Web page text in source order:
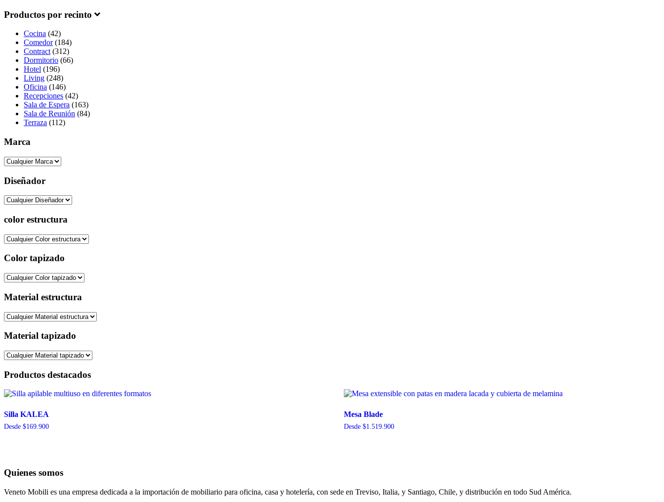
Productos por recinto
Cocina (42)
Comedor(184)
Contract (312)
Dormitorio (66)
Hotel (196)
Living (248)
Oficina (146)
Recepciones (42)
Sala de Espera (163)
Sala de Reunión (84)
Terraza (112)
Marca
Diseñador
color estructura
Color tapizado
Material estructura
Material tapizado
Productos destacados
Silla KALEA
Desde $169.900
Mesa Blade
Desde $1.519.900
Quienes somos
Veneto Mobili es una empresa dedicada a la importación de mobiliario para oficina, casa y hotelería, con sede en Treviso, Italia, y Santiago, Chile, y distribución en todo Sud América.